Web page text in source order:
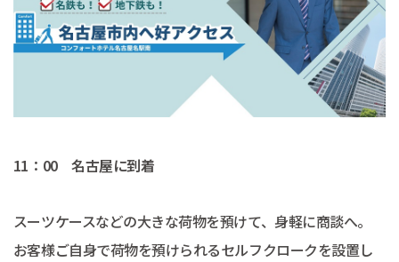
11：00 名古屋に到着
スーツケースなどの大きな荷物を預けて、身軽に商談へ。
お客様ご自身で荷物を預けられるセルフクロークを設置し